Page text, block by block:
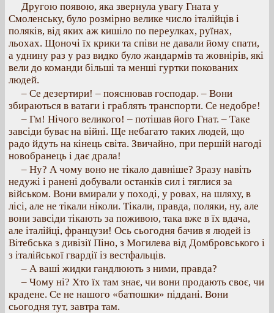
Другою появою, яка звернула увагу Гната у
Смоленську, було розмірно велике число італійців і
поляків, від яких аж кишіло по переулках, руїнах,
льохах. Щоночі їх крики та співи не давали йому спати,
а уднину раз у раз видко було жандармів та жовнірів, які
вели до команди більші та менші гуртки покованих
людей.
– Се дезертири! – пояснював господар. – Вони
збираються в ватаги і граблять транспорти. Се недобре!
– Гм! Нічого великого! – потішав його Гнат. – Таке
завсіди буває на війні. Ще небагато таких людей, що
радо йдуть на кінець світа. Звичайно, при першій нагоді
новобранець і дає драла!
– Ну? А чому воно не тікало давніше? Зразу навіть
недужі і ранені добували останків сил і тяглися за
військом. Вони вмирали у поході, у ровах, на шляху, в
лісі, але не тікали ніколи. Тікали, правда, поляки, ну, але
вони завсіди тікають за поживою, така вже в їх вдача,
але італійці, французи! Ось сьогодня бачив я людей із
Вітебська з дивізії Піно, з Могилева від Домбровського і
з італійської гвардії із вестфальців.
– А ваші жидки гандлюють з ними, правда?
– Чому ні? Хто їх там знає, чи вони продають своє, чи
крадене. Се не нашого «батюшки» піддані. Вони
сьогодня тут, завтра там.